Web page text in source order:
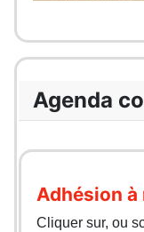
Agenda
Adhésion
Cliquer sur, ou